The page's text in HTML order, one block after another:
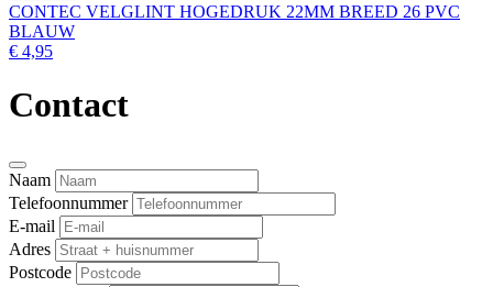
CONTEC VELGLINT HOGEDRUK 22MM BREED 26 PVC
BLAUW
€ 4,95
Contact
Naam
Telefoonnummer
E-mail
Adres
Postcode